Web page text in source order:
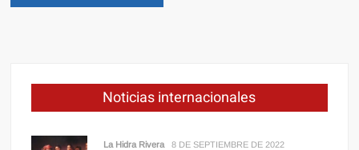
Noticias internacionales
La Hidra Rivera 8 DE SEPTIEMBRE DE 2022